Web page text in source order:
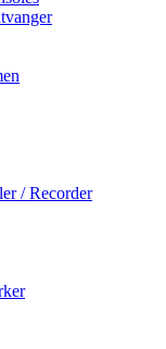
/ Recorder